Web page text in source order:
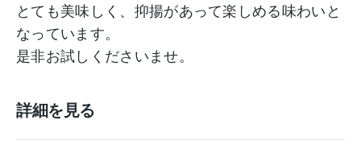
とても美味しく、抑揚があって楽しめる味わいと
なっています。
是非お試しくださいませ。
詳細を見る